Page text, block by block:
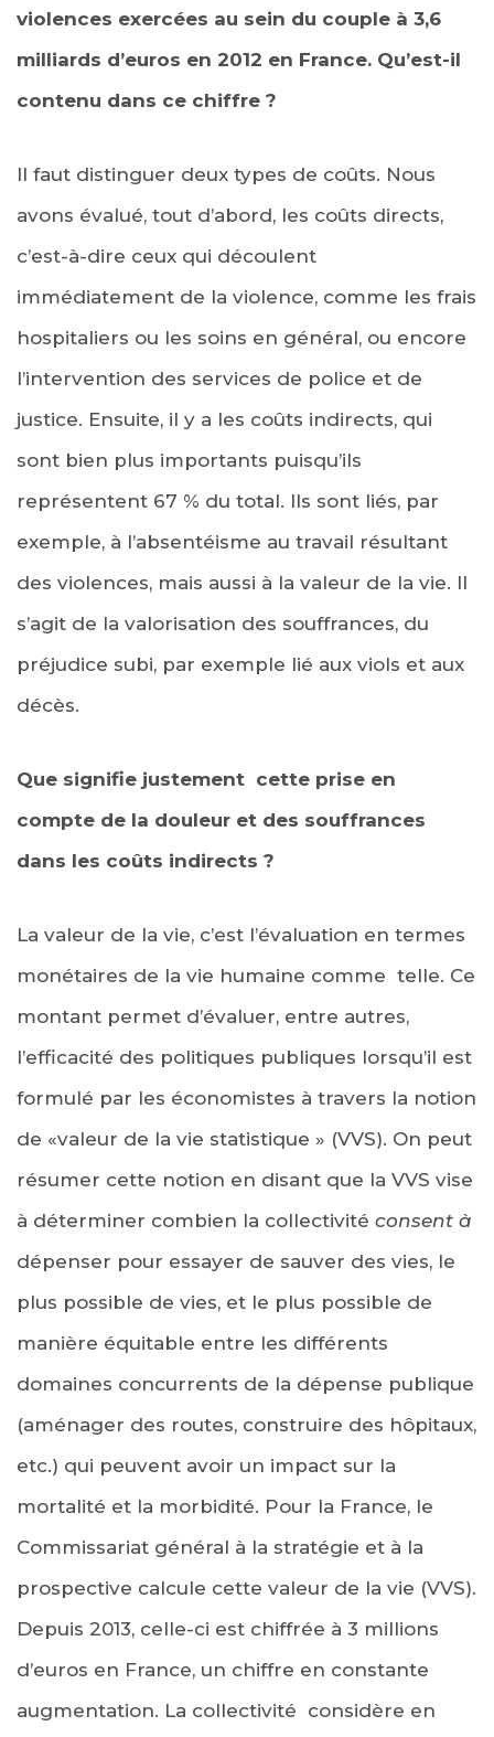
violences exercées au sein du couple à 3,6
milliards d’euros en 2012 en France. Qu’est-il
contenu dans ce chiffre ?
Il faut distinguer deux types de coûts. Nous
avons évalué, tout d’abord, les coûts directs,
c’est-à-dire ceux qui découlent
immédiatement de la violence, comme les frais
hospitaliers ou les soins en général, ou encore
l’intervention des services de police et de
justice. Ensuite, il y a les coûts indirects, qui
sont bien plus importants puisqu’ils
représentent 67 % du total. Ils sont liés, par
exemple, à l’absentéisme au travail résultant
des violences, mais aussi à la valeur de la vie. Il
s’agit de la valorisation des souffrances, du
préjudice subi, par exemple lié aux viols et aux
décès.
Que signifie justement cette prise en
compte de la douleur et des souffrances
dans les coûts indirects ?
La valeur de la vie, c’est l’évaluation en termes
monétaires de la vie humaine comme telle. Ce
montant permet d’évaluer, entre autres,
l’efficacité des politiques publiques lorsqu’il est
formulé par les économistes à travers la notion
de «valeur de la vie statistique » (VVS). On peut
résumer cette notion en disant que la VVS vise
à déterminer combien la collectivité consent à
dépenser pour essayer de sauver des vies, le
plus possible de vies, et le plus possible de
manière équitable entre les différents
domaines concurrents de la dépense publique
(aménager des routes, construire des hôpitaux,
etc.) qui peuvent avoir un impact sur la
mortalité et la morbidité. Pour la France, le
Commissariat général à la stratégie et à la
prospective calcule cette valeur de la vie (VVS).
Depuis 2013, celle-ci est chiffrée à 3 millions
d’euros en France, un chiffre en constante
augmentation. La collectivité considère en